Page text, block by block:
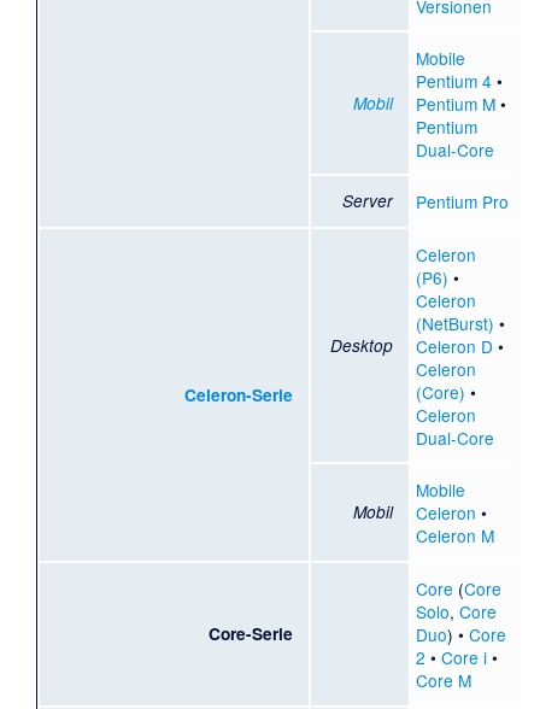
Versionen
Mobil
Mobile
Pentium 4•
Pentium M•
Pentium
Dual-Core
Server Pentium Pro
Celeron-Serie
Desktop
Celeron
(P6) •
Celeron
(NetBurst) •
Celeron D •
Celeron
(Core) •
Celeron
Dual-Core
Mobil
Mobile
Celeron •
Celeron M
Core-Serie
Core (Core
Solo, Core
Duo) • Core
2 • Core i•
Core M